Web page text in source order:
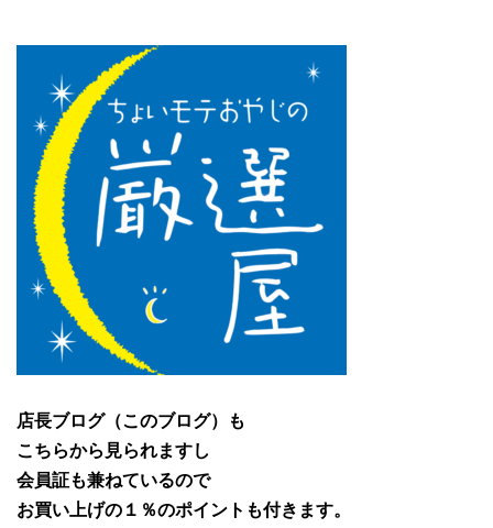
店長ブログ（このブログ）も
こちらから見られますし
会員証も兼ねているので
お買い上げの１％のポイントも付きます。